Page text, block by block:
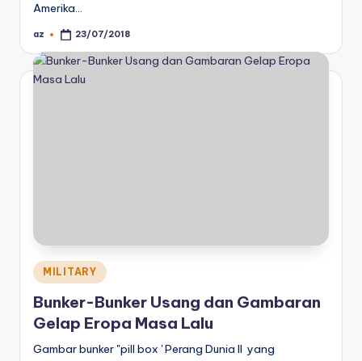
Amerika…
Posted
az 23/07/2018
Posted
in
MILITARY
Bunker-Bunker Usang dan Gambaran
Gelap Eropa Masa Lalu
Gambar bunker "pill box ' Perang Dunia II yang